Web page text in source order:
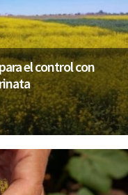
el control con